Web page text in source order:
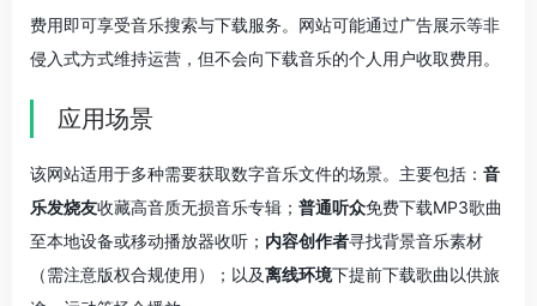
费用即可享受音乐搜索与下载服务。网站可能通过广告展示等非
侵入式方式维持运营，但不会向下载音乐的个人用户收取费用。
应用场景
该网站适用于多种需要获取数字音乐文件的场景。主要包括： 音
乐发烧友收藏高音质无损音乐专辑； 普通听众免费下载MP3歌曲
至本地设备或移动播放器收听； 内容创作者寻找背景音乐素材
（需注意版权合规使用）；以及离线环境下提前下载歌曲以供旅